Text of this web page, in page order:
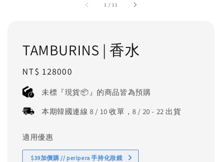
1 /11
TAMBURINS | 香水
Regular
price
NT$ 128000
未標『現貨📦』的商品皆為預購
本期韓國連線 8 / 10 收單，8 / 20 - 22 出貨
適用優惠
$39加價購 // peripera 手持化妝鏡